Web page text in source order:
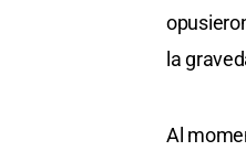
la
Al